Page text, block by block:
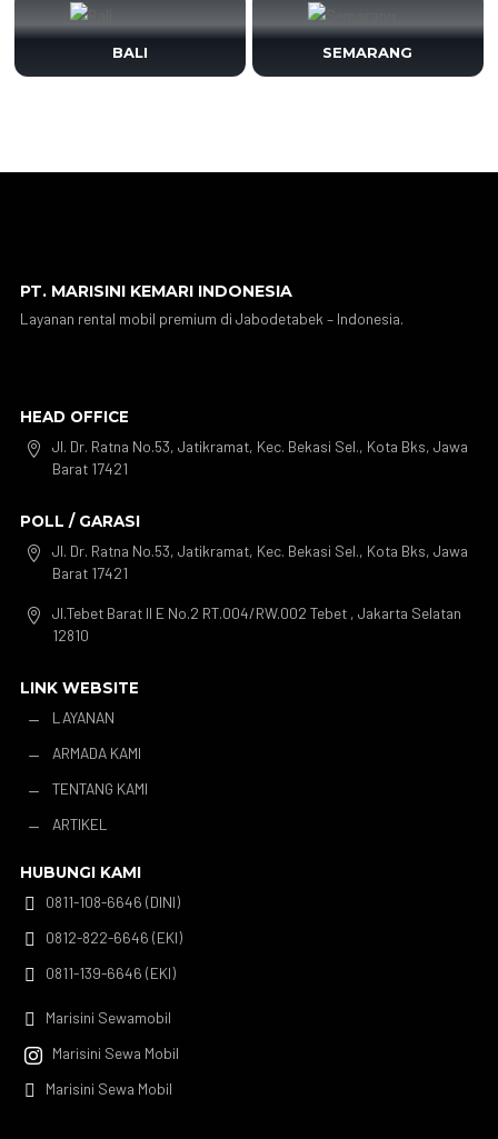
BALI SEMARANG
PT. MARISINI KEMARI INDONESIA
Layanan rental mobil premium di Jabodetabek – Indonesia.
HEAD OFFICE

Jl. Dr. Ratna No.53, Jatikramat, Kec. Bekasi Sel., Kota Bks, Jawa
Barat 17421
POLL / GARASI

Jl. Dr. Ratna No.53, Jatikramat, Kec. Bekasi Sel., Kota Bks, Jawa
Barat 17421

Jl.Tebet Barat II E No.2 RT.004/RW.002 Tebet , Jakarta Selatan
12810
LINK WEBSITE
K
LAYANAN
K ARMADA KAMI
K TENTANG KAMI
K ARTIKEL
HUBUNGI KAMI

0811-108-6646 (DINI)

0812-822-6646 (EKI)

0811-139-6646 (EKI)
 Marisini Sewamobil

Marisini Sewa Mobil

Marisini Sewa Mobil